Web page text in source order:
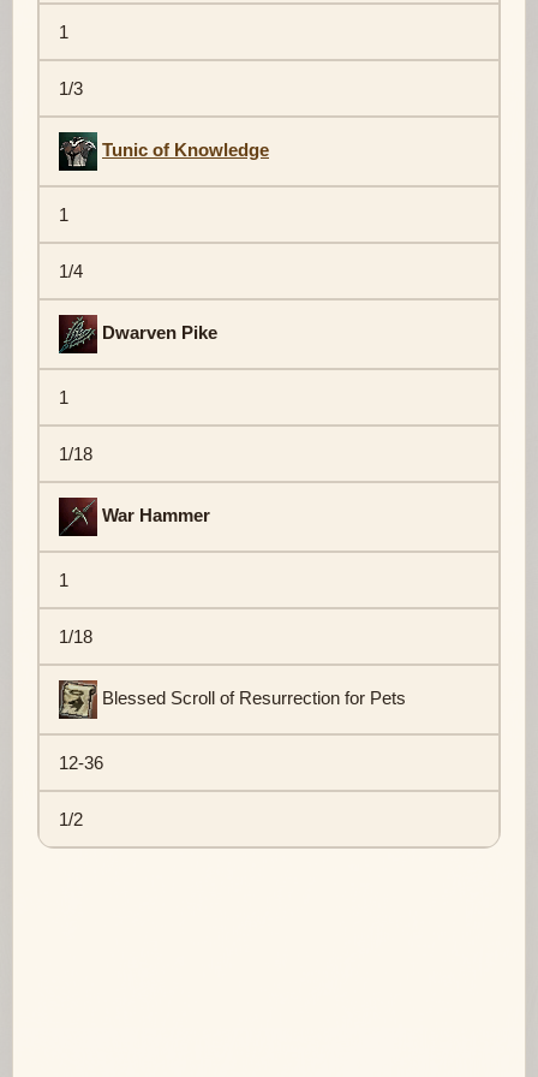
1
1/3
Tunic of Knowledge
1
1/4
Dwarven Pike
1
1/18
War Hammer
1
1/18
Blessed Scroll of Resurrection for Pets
12-36
1/2